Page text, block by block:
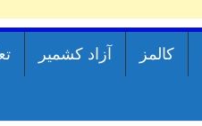
کالمز آزاد کشمیر